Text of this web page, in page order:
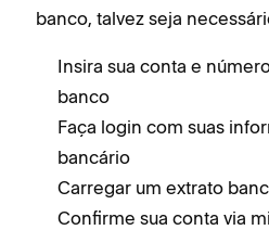
banco, talvez seja
Insira sua conta e
banco
Faça login com suas
bancário
Carregar um extrato
Confirme sua conta via